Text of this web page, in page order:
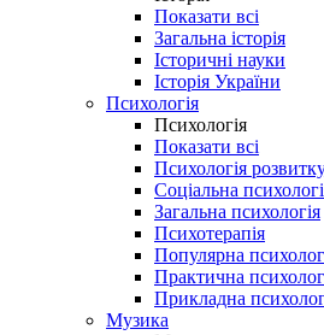
Показати всі
Загальна історія
Історичні науки
Історія України
Психологія
Психологія
Показати всі
Психологія
Соціальна
Загальна психологія
Психотерапія
Популярна
Практична
Прикладна
Музика